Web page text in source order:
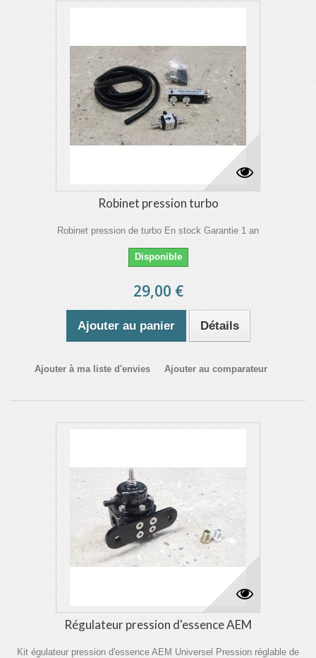
Robinet pression turbo
Robinet pression de turbo En stock Garantie 1 an
Disponible
29,00 €
Ajouter au panier Détails
Ajouter à ma liste d'envies Ajouter au comparateur
Régulateur pression d'essence AEM
Kit égulateur pression d'essence AEM Universel Pression réglable de